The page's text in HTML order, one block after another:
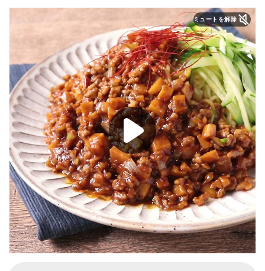
ミュートを解除